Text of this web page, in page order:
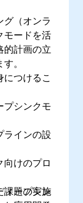
（オンラ
モードを活
的計画の立
。
つけるこ
プシンクモ
ラインの設
けのプロ
ィープシン
課題の実施